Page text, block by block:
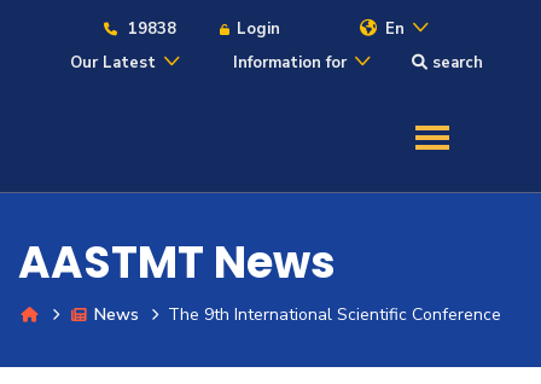
19838 Login
En
Our Latest
Information for search
Admission
AASTMT News
News The 9th International Scientific Conference